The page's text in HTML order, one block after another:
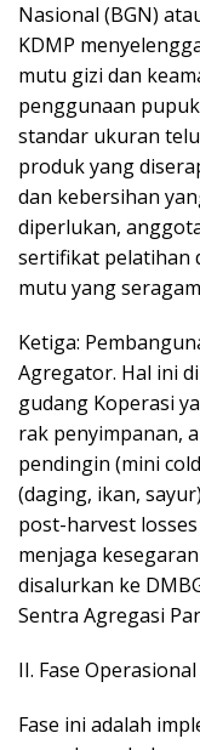
Nasional (BGN)
KDMP
mutu gizi dan
penggunaan
standar ukuran
produk yang
dan kebersihan
diperlukan,
sertifikat pelatihan
mutu yang
Ketiga:
Agregator. Hal ini
gudang Koperasi
rak penyimpanan,
pendingin (mini
(daging, ikan,
post-harvest
menjaga
disalurkan ke
Sentra Agregasi
II. Fase
Fase ini adalah